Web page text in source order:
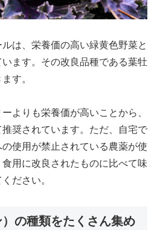
は、栄養価の高い緑黄色野菜と
ます。その改良品種である葉牡
す。
よりも栄養価が高いことから、
奨されています。ただ、自宅で
使用が禁止されている農薬が使
用に改良されたものに比べて味
ださい。
の種類をたくさん集め